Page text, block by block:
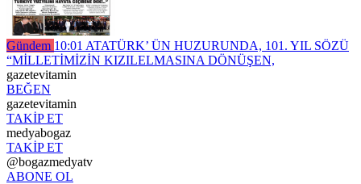
Gündem 10:01 ATATÜRK’ ÜN HUZURUNDA, 101. YIL SÖZÜ
“MİLLETİMİZİN KIZILELMASINA DÖNÜŞEN,
gazetevitamin
BEĞEN
gazetevitamin
TAKİP ET
medyabogaz
TAKİP ET
@bogazmedyatv
ABONE OL